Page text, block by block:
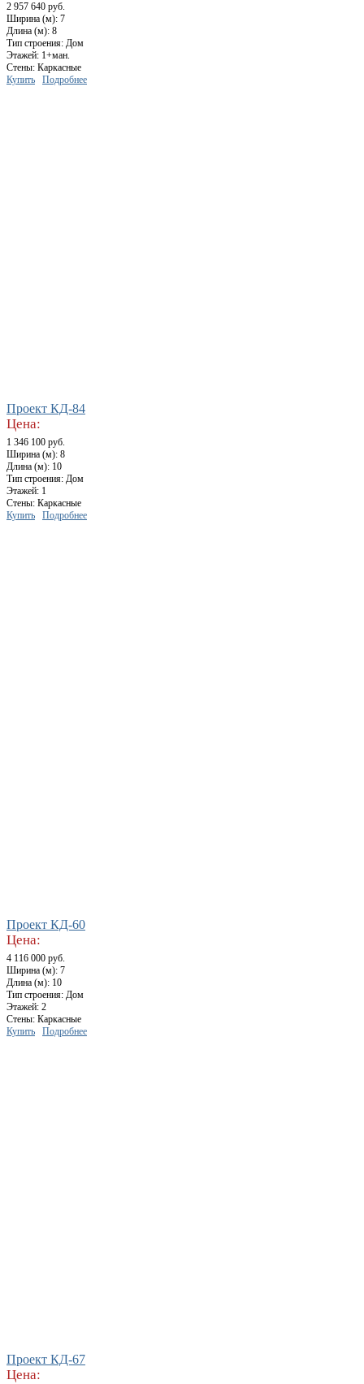
2 957 640 руб.
Ширина (м): 7
Длина (м): 8
Тип строения: Дом
Этажей: 1+ман.
Стены: Каркасные
Купить
Подробнее
Проект КД-84
Цена:
1 346 100 руб.
Ширина (м): 8
Длина (м): 10
Тип строения: Дом
Этажей: 1
Стены: Каркасные
Купить
Подробнее
Проект КД-60
Цена:
4 116 000 руб.
Ширина (м): 7
Длина (м): 10
Тип строения: Дом
Этажей: 2
Стены: Каркасные
Купить
Подробнее
Проект КД-67
Цена: